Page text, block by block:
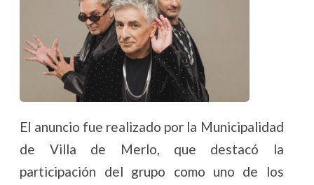
El anuncio fue realizado por la Municipalidad
de Villa de Merlo, que destacó la
participación del grupo como uno de los